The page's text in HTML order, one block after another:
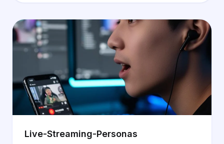
Live-Streaming-Personas